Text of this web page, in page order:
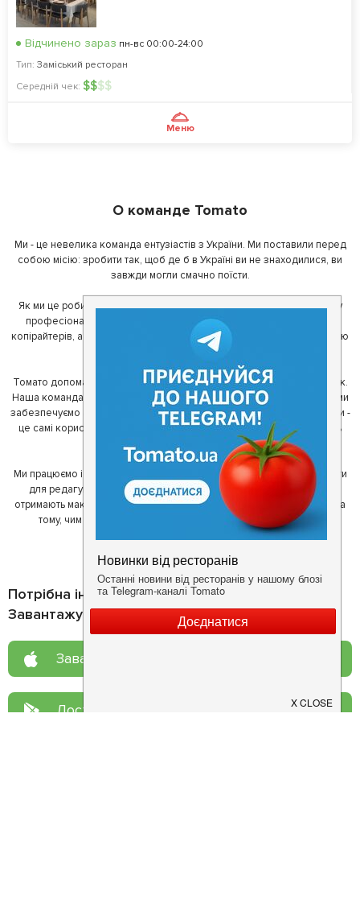
Відчинено зараз пн-вс 00:00-24:00
Тип: Заміський ресторан
Середній чек: $$$$
Меню
О команде Tomato
Ми - це невелика команда ентузіастів з України. Ми поставили перед
собою місію: зробити так, щоб де б в Україні ви не знаходилися, ви
завжди могли смачно поїсти.
Як ми це робимо? Для початку, ми зібрали приголомшливу команду
професіоналів - фахівців з дизайну, програмування, маркетингу,
копірайтерів, а за сумісництвом - любителів гарної їжі. З їх допомогою
ми створили Томато.
Томато допомагає своїм користувачам знайти цікаві місця неподалік.
Наша команда регулярно зв'язується з ресторанами - таким чином ми
забезпечуємо актуальність інформації. Друга частина нашої команди -
це самі користувачі, які діляться своїми враженнями і допомагають
один одному у виборі кращих місць.
Ми працюємо і з ресторанами. Для них ми надаємо зручні інструменти
для редагування інформації про себе - в результаті відвідувачі
отримають максимум інформації, а ресторан зможе зосередитися на
тому, чим він любить займатися більше всього - смачній їжі.
Потрібна інформація про заклад?
Завантажуйте додаток!
Завантажте у
Доступно у